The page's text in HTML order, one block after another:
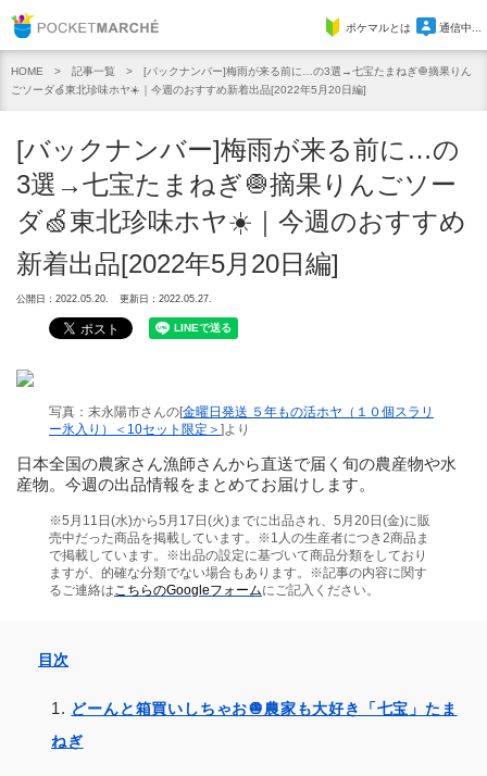
Pocket Marcheポケマルとは 通信中...
HOME 記事一覧
[バックナンバー]梅雨が来る前に…の3選→七宝たまねぎ🧅摘果りん
ごソーダ🍏東北珍味ホヤ☀️｜今週のおすすめ新着出品[2022年5月20日編]
[バックナンバー]梅雨が来る前に…の
3選→七宝たまねぎ🧅摘果りんごソー
ダ🍏東北珍味ホヤ☀️｜今週のおすすめ
新着出品[2022年5月20日編]
公開日：2022.05.20. 更新日：2022.05.27.
写真：末永陽市さんの[金曜日発送 ５年もの活ホヤ（１０個スラリ
ー氷入り）＜10セット限定＞ ]より
日本全国の農家さん漁師さんから直送で届く旬の農産物や水
産物。今週の出品情報をまとめてお届けします。
※5月11日(水)から5月17日(火)までに出品され、5月20日(金)に販
売中だった商品を掲載しています。※1人の生産者につき2商品ま
で掲載しています。※出品の設定に基づいて商品分類をしており
ますが、的確な分類でない場合もあります。※記事の内容に関す
るご連絡はこちらのGoogleフォームにご記入ください。
目次
どーんと箱買いしちゃお🧅農家も大好き「七宝」たま
ねぎ